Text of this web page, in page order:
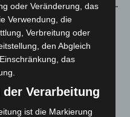
oder Veränderung, das
Verwendung, die
Verbreitung oder
den Abgleich
das
Verarbeitung
ist die Markierung